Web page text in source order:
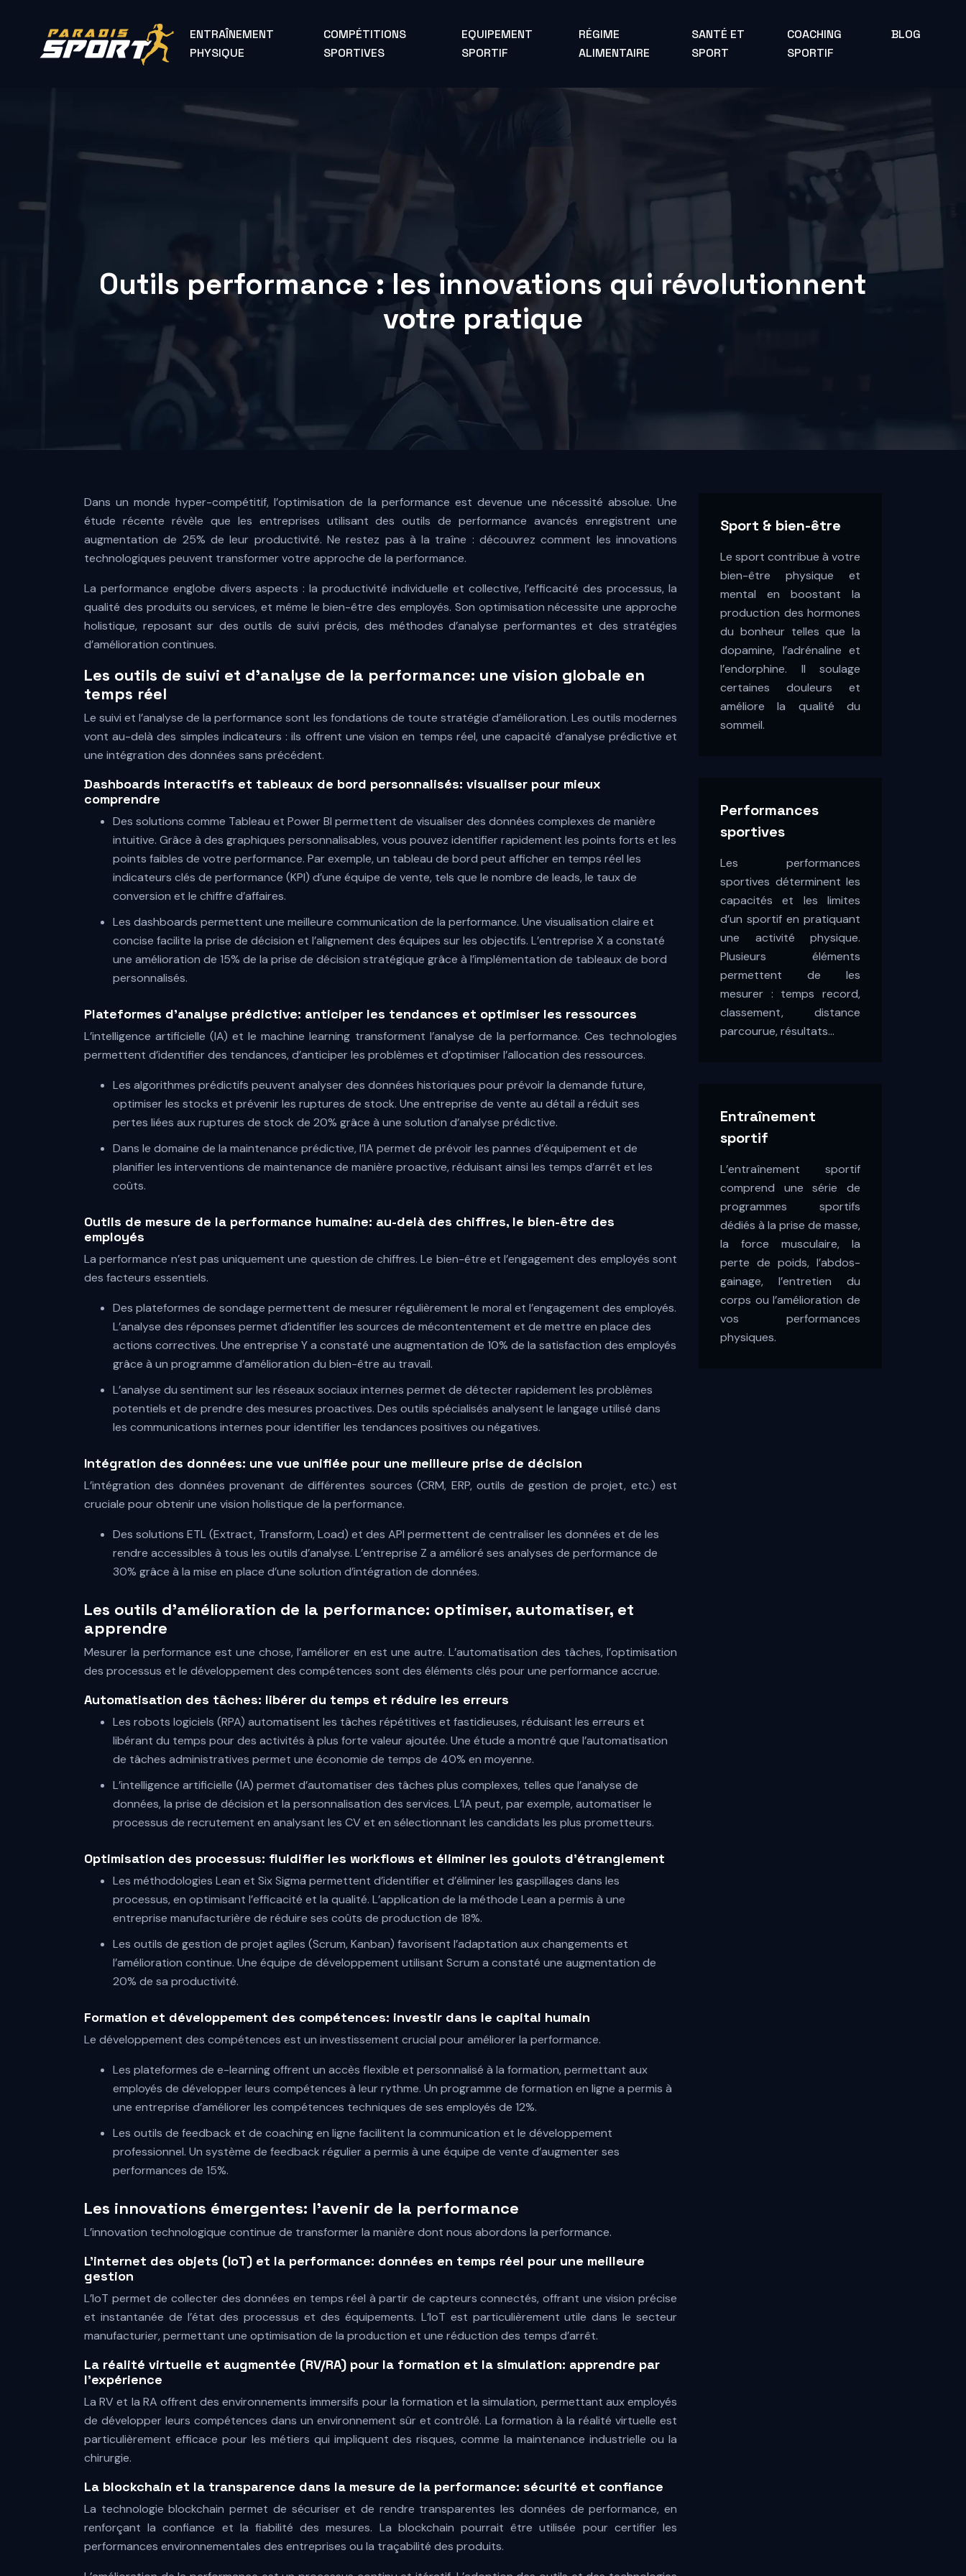
ENTRAÎNEMENT
PHYSIQUE
COMPÉTITIONS
SPORTIVES
EQUIPEMENT
SPORTIF
RÉGIME
ALIMENTAIRE
SANTÉ ET
SPORT
COACHING
SPORTIF
BLOG
Outils performance : les innovations qui révolutionnent
votre pratique
Dans un monde hyper-compétitif, l’optimisation de la performance est devenue une nécessité absolue. Une
étude récente révèle que les entreprises utilisant des outils de performance avancés enregistrent une
augmentation de 25% de leur productivité. Ne restez pas à la traîne : découvrez comment les innovations
technologiques peuvent transformer votre approche de la performance.
La performance englobe divers aspects : la productivité individuelle et collective, l’efficacité des processus, la
qualité des produits ou services, et même le bien-être des employés. Son optimisation nécessite une approche
holistique, reposant sur des outils de suivi précis, des méthodes d’analyse performantes et des stratégies
d’amélioration continues.
Les outils de suivi et d’analyse de la performance: une vision globale en
temps réel
Le suivi et l’analyse de la performance sont les fondations de toute stratégie d’amélioration. Les outils modernes
vont au-delà des simples indicateurs : ils offrent une vision en temps réel, une capacité d’analyse prédictive et
une intégration des données sans précédent.
Dashboards interactifs et tableaux de bord personnalisés: visualiser pour mieux
comprendre
Des solutions comme Tableau et Power BI permettent de visualiser des données complexes de manière
intuitive. Grâce à des graphiques personnalisables, vous pouvez identifier rapidement les points forts et les
points faibles de votre performance. Par exemple, un tableau de bord peut afficher en temps réel les
indicateurs clés de performance (KPI) d’une équipe de vente, tels que le nombre de leads, le taux de
conversion et le chiffre d’affaires.
Les dashboards permettent une meilleure communication de la performance. Une visualisation claire et
concise facilite la prise de décision et l’alignement des équipes sur les objectifs. L’entreprise X a constaté
une amélioration de 15% de la prise de décision stratégique grâce à l’implémentation de tableaux de bord
personnalisés.
Plateformes d’analyse prédictive: anticiper les tendances et optimiser les ressources
L’intelligence artificielle (IA) et le machine learning transforment l’analyse de la performance. Ces technologies
permettent d’identifier des tendances, d’anticiper les problèmes et d’optimiser l’allocation des ressources.
Les algorithmes prédictifs peuvent analyser des données historiques pour prévoir la demande future,
optimiser les stocks et prévenir les ruptures de stock. Une entreprise de vente au détail a réduit ses
pertes liées aux ruptures de stock de 20% grâce à une solution d’analyse prédictive.
Dans le domaine de la maintenance prédictive, l’IA permet de prévoir les pannes d’équipement et de
planifier les interventions de maintenance de manière proactive, réduisant ainsi les temps d’arrêt et les
coûts.
Outils de mesure de la performance humaine: au-delà des chiffres, le bien-être des
employés
La performance n’est pas uniquement une question de chiffres. Le bien-être et l’engagement des employés sont
des facteurs essentiels.
Des plateformes de sondage permettent de mesurer régulièrement le moral et l’engagement des employés.
L’analyse des réponses permet d’identifier les sources de mécontentement et de mettre en place des
actions correctives. Une entreprise Y a constaté une augmentation de 10% de la satisfaction des employés
grâce à un programme d’amélioration du bien-être au travail.
L’analyse du sentiment sur les réseaux sociaux internes permet de détecter rapidement les problèmes
potentiels et de prendre des mesures proactives. Des outils spécialisés analysent le langage utilisé dans
les communications internes pour identifier les tendances positives ou négatives.
Intégration des données: une vue unifiée pour une meilleure prise de décision
L’intégration des données provenant de différentes sources (CRM, ERP, outils de gestion de projet, etc.) est
cruciale pour obtenir une vision holistique de la performance.
Des solutions ETL (Extract, Transform, Load) et des API permettent de centraliser les données et de les
rendre accessibles à tous les outils d’analyse. L’entreprise Z a amélioré ses analyses de performance de
30% grâce à la mise en place d’une solution d’intégration de données.
Les outils d’amélioration de la performance: optimiser, automatiser, et
apprendre
Mesurer la performance est une chose, l’améliorer en est une autre. L’automatisation des tâches, l’optimisation
des processus et le développement des compétences sont des éléments clés pour une performance accrue.
Automatisation des tâches: libérer du temps et réduire les erreurs
Les robots logiciels (RPA) automatisent les tâches répétitives et fastidieuses, réduisant les erreurs et
libérant du temps pour des activités à plus forte valeur ajoutée. Une étude a montré que l’automatisation
de tâches administratives permet une économie de temps de 40% en moyenne.
L’intelligence artificielle (IA) permet d’automatiser des tâches plus complexes, telles que l’analyse de
données, la prise de décision et la personnalisation des services. L’IA peut, par exemple, automatiser le
processus de recrutement en analysant les CV et en sélectionnant les candidats les plus prometteurs.
Optimisation des processus: fluidifier les workflows et éliminer les goulots d’étranglement
Les méthodologies Lean et Six Sigma permettent d’identifier et d’éliminer les gaspillages dans les
processus, en optimisant l’efficacité et la qualité. L’application de la méthode Lean a permis à une
entreprise manufacturière de réduire ses coûts de production de 18%.
Les outils de gestion de projet agiles (Scrum, Kanban) favorisent l’adaptation aux changements et
l’amélioration continue. Une équipe de développement utilisant Scrum a constaté une augmentation de
20% de sa productivité.
Formation et développement des compétences: investir dans le capital humain
Le développement des compétences est un investissement crucial pour améliorer la performance.
Les plateformes de e-learning offrent un accès flexible et personnalisé à la formation, permettant aux
employés de développer leurs compétences à leur rythme. Un programme de formation en ligne a permis à
une entreprise d’améliorer les compétences techniques de ses employés de 12%.
Les outils de feedback et de coaching en ligne facilitent la communication et le développement
professionnel. Un système de feedback régulier a permis à une équipe de vente d’augmenter ses
performances de 15%.
Les innovations émergentes: l’avenir de la performance
L’innovation technologique continue de transformer la manière dont nous abordons la performance.
L’internet des objets (IoT) et la performance: données en temps réel pour une meilleure
gestion
L’IoT permet de collecter des données en temps réel à partir de capteurs connectés, offrant une vision précise
et instantanée de l’état des processus et des équipements. L’IoT est particulièrement utile dans le secteur
manufacturier, permettant une optimisation de la production et une réduction des temps d’arrêt.
La réalité virtuelle et augmentée (RV/RA) pour la formation et la simulation: apprendre par
l’expérience
La RV et la RA offrent des environnements immersifs pour la formation et la simulation, permettant aux employés
de développer leurs compétences dans un environnement sûr et contrôlé. La formation à la réalité virtuelle est
particulièrement efficace pour les métiers qui impliquent des risques, comme la maintenance industrielle ou la
chirurgie.
La blockchain et la transparence dans la mesure de la performance: sécurité et confiance
La technologie blockchain permet de sécuriser et de rendre transparentes les données de performance, en
renforçant la confiance et la fiabilité des mesures. La blockchain pourrait être utilisée pour certifier les
performances environnementales des entreprises ou la traçabilité des produits.
Sport & bien-être
Le sport contribue à votre
bien-être physique et
mental en boostant la
production des hormones
du bonheur telles que la
dopamine, l’adrénaline et
l’endorphine. Il soulage
certaines douleurs et
améliore la qualité du
sommeil.
Performances
sportives
Les performances
sportives déterminent les
capacités et les limites
d’un sportif en pratiquant
une activité physique.
Plusieurs éléments
permettent de les
mesurer : temps record,
classement, distance
parcourue, résultats…
Entraînement
sportif
L’entraînement sportif
comprend une série de
programmes sportifs
dédiés à la prise de masse,
la force musculaire, la
perte de poids, l’abdos-
gainage, l’entretien du
corps ou l’amélioration de
vos performances
physiques.